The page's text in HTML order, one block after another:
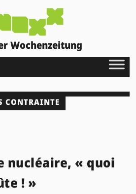
Wochenzeitung
CONTRAINTE
nucléaire, « quoi
! »